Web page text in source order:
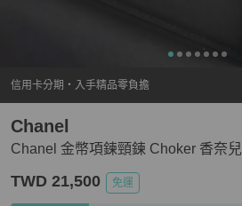
信用卡分期・入手精品零負擔
Chanel 金幣項鍊頸鍊 Choker 香奈兒
Chanel
TWD 21,500 免運